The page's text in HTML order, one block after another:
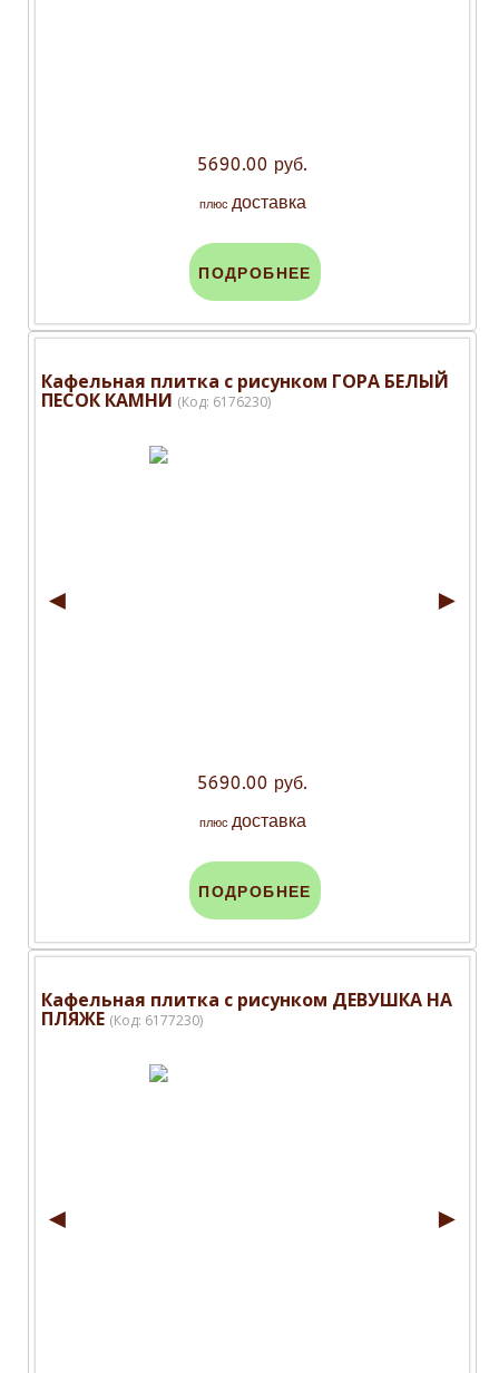
5690.00 руб.
плюс доставка
ПОДРОБНЕЕ
Кафельная плитка с рисунком ГОРА БЕЛЫЙ
ПЕСОК КАМНИ (Код: 6176230)
◄ ►
5690.00 руб.
плюс доставка
ПОДРОБНЕЕ
Кафельная плитка с рисунком ДЕВУШКА НА
ПЛЯЖЕ (Код: 6177230)
◄ ►